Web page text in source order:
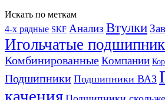
Искать по меткам
4-х рядные SKF Анализ Втулки
Игольчатые
КомбинированныеКомпании
Подшипники Подшипники ВАЗ
качения